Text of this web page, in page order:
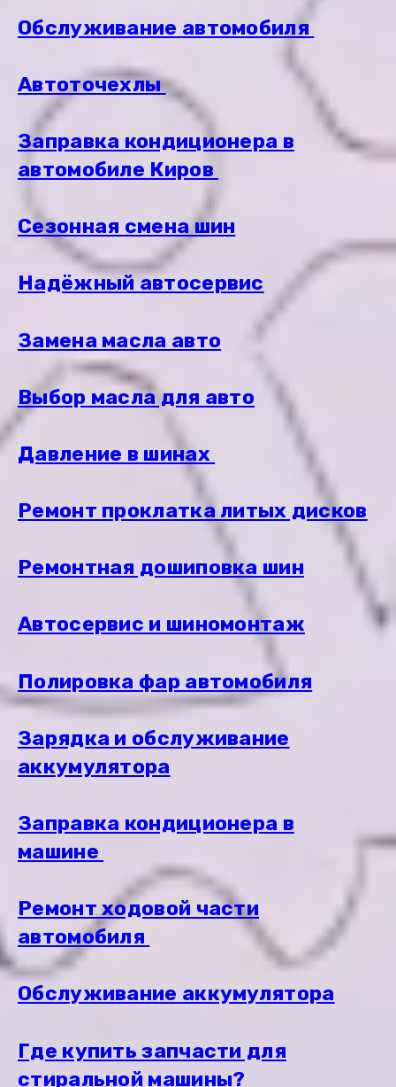
Обслуживание автомобиля
Автоточехлы
Заправка кондиционера в
автомобиле Киров
Сезонная смена шин
Надёжный автосервис
Замена масла авто
Выбор масла для авто
Давление в шинах
Ремонт проклатка литых дисков
Ремонтная дошиповка шин
Автосервис и шиномонтаж
Полировка фар автомобиля
Зарядка и обслуживание
аккумулятора
Заправка кондиционера в
машине
Ремонт ходовой части
автомобиля
Обслуживание аккумулятора
Где купить запчасти для
стиральной машины?